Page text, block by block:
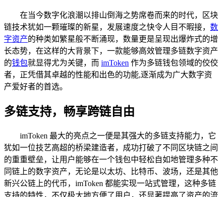
在当今数字化浪潮以排山倒海之势席卷而来的时代，区块
链技术犹如一颗璀璨的新星，发展速度之快令人目不暇接， 数
字资产的种类如繁星般不断涌现，数量更是呈现出爆炸式的增
长态势，在这样的大背景下，一款能够高效管理多链数字资产
的钱包就显得尤为关键，而 imToken 作为多链钱包领域的佼佼
者，正凭借其卓越的性能和出色的功能,逐渐成为广大数字资
产爱好者的首选。
多链支持，畅享跨链自由
imToken 最大的亮点之一便是其强大的多链支持能力，它
犹如一位技艺高超的桥梁建造者，成功打破了不同区块链之间
的重重壁垒，让用户能够在一个钱包中轻松自如地管理多种不
同链上的数字资产，无论是以太坊、比特币、波场，还是其他
新兴公链上的代币，imToken 都能实现一站式管理，这种多链
支持的特性，不仅极大地方便了用户，还显著提高了资产的流